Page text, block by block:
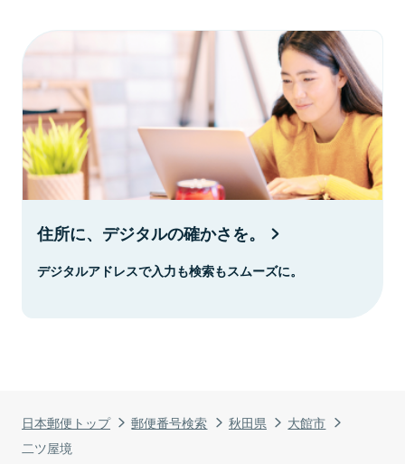
日本郵便トップ 郵便番号検索 秋田県
大館市
二ツ屋境
住所に、デジタルの確かさを。
デジタルアドレスで入力も検索もスムーズに。